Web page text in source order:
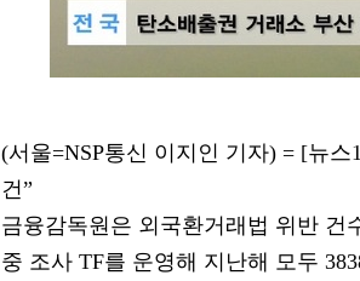
(서울=NSP통신 이지인 기자) = [뉴
건”
금융감독원은 외국환거래법 위반 건
중 조사 TF를 운영해 지난해 모두